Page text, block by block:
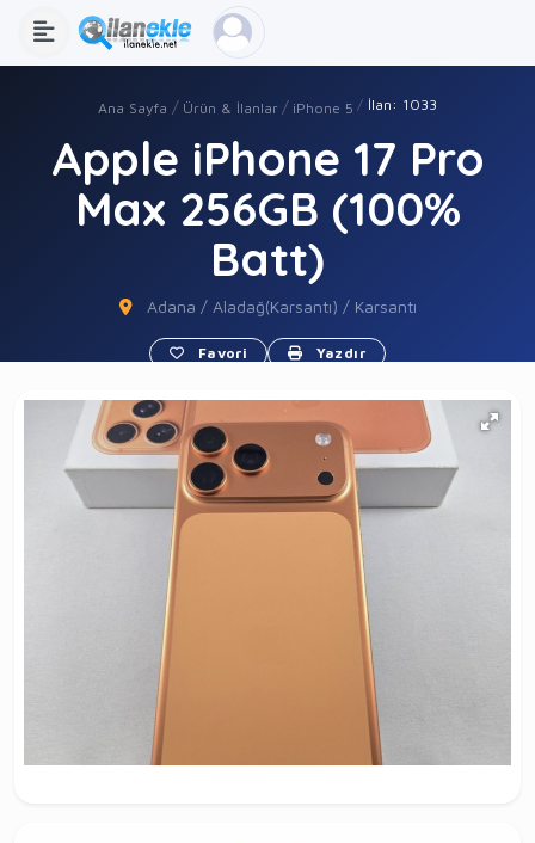
Ana Sayfa Ürün & İlanlar iPhone 5 İlan: 1033
Apple iPhone 17 Pro
Max 256GB (100%
Batt)
Adana / Aladağ(Karsantı) / Karsantı
Favori Yazdır